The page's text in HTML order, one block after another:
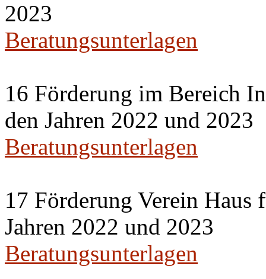
2023
Beratungsunterlagen
16 Förderung im Bereich
den Jahren 2022 und 2023
Beratungsunterlagen
17 Förderung Verein
Jahren 2022 und 2023
Beratungsunterlagen